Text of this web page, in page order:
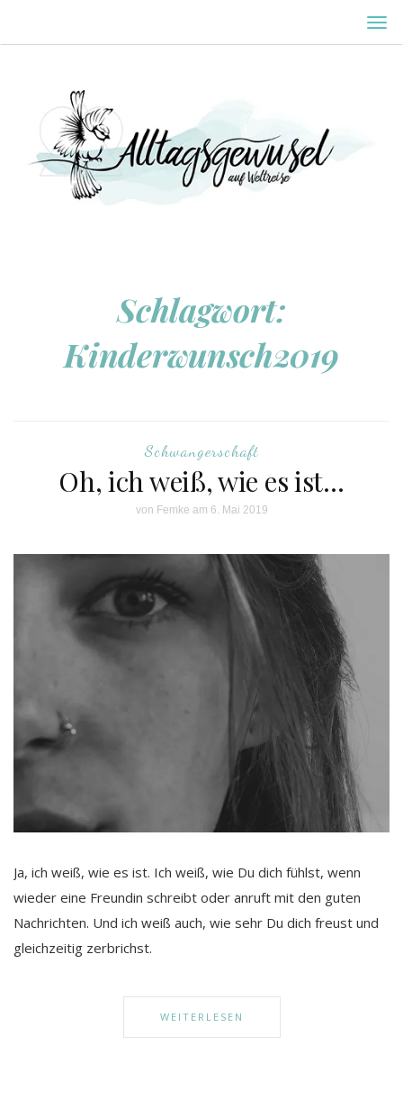
Schlagwort:
Kinderwunsch2019
Schwangerschaft
Oh, ich weiß, wie es ist…
von Femke am 6. Mai 2019
Ja, ich weiß, wie es ist. Ich weiß, wie Du dich fühlst, wenn
wieder eine Freundin schreibt oder anruft mit den guten
Nachrichten. Und ich weiß auch, wie sehr Du dich freust und
gleichzeitig zerbrichst.
WEITERLESEN